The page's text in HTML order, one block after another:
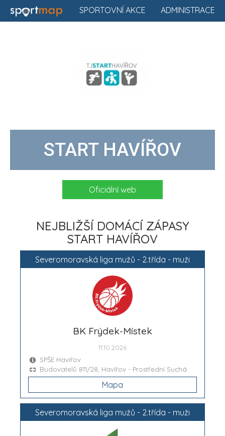
ADMINISTRACE
SPORTOVNÍ AKCE
START HAVÍŘOV
Oficiální web
NEJBLIŽŠÍ DOMÁCÍ ZÁPASY
START HAVÍŘOV
Severomoravská liga mužů - 2.třída - muži
BK Frýdek-Místek
11.10.2026
SPŠE Havířov
Budovatelů 811/28, Havířov - Prostřední Suchá
Mapa
Severomoravská liga mužů - 2.třída - muži